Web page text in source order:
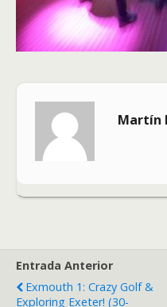
Martín
Entrada Anterior
Exmouth 1: Crazy Golf &
Exploring Exeter! (30-